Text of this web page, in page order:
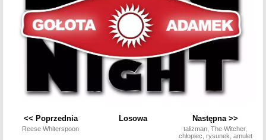
<< Poprzednia
Reese Whiterspoon
Losowa Następna >>
talizman, The Witcher,
chłopiec, rysunek, amulet